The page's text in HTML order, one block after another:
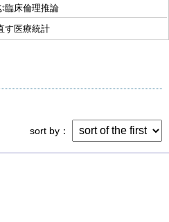
臨床倫理推論
す医療統計
sort by